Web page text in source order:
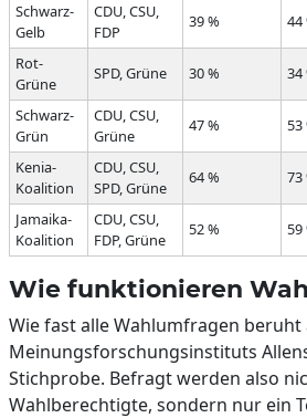
Schwarz-
Gelb
CDU, CSU,
FDP
39 % 44
Rot-
Grüne
SPD, Grüne 30 % 34
Schwarz-
Grün
CDU, CSU,
Grüne
47 % 53
Kenia-
Koalition
CDU, CSU,
SPD, Grüne
64 % 73
Jamaika-
Koalition
CDU, CSU,
FDP, Grüne
52 % 59
Wie funktionieren
Wie fast alle Wahlumfragen beruht
Meinungsforschungsinstituts
Stichprobe. Befragt werden also
Wahlberechtigte, sondern nur ein